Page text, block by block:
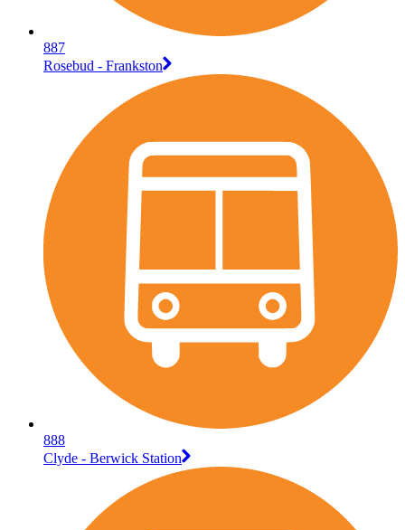
887
Rosebud - Frankston
888
Clyde - Berwick Station